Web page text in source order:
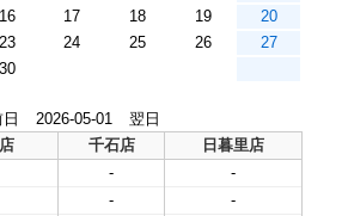
16 17 18 19
20
23 24 25 26
27
30
2026-05-01
翌日
千石店
日暮里店
-
-
-
-